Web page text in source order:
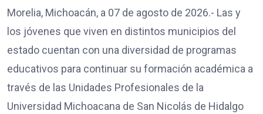
Morelia, Michoacán, a 07 de agosto de 2026.- Las y
los jóvenes que viven en distintos municipios del
estado cuentan con una diversidad de programas
educativos para continuar su formación académica a
través de las Unidades Profesionales de la
Universidad Michoacana de San Nicolás de Hidalgo